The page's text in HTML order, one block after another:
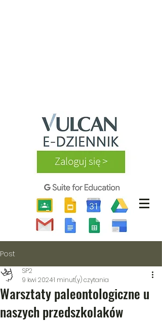
Post
Warsztaty paleontologiczne u
naszych przedszkolaków
SP2
9 kwi 20241 minut(y) czytania